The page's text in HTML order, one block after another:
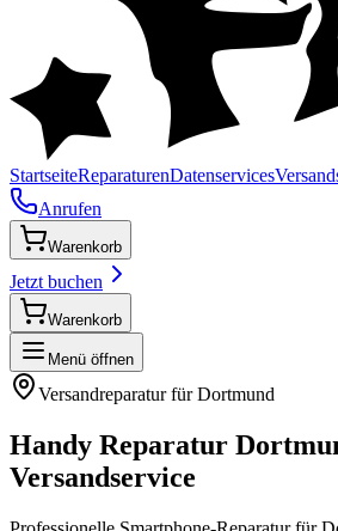
StartseiteReparaturenDatenservices
Anrufen
Warenkorb
Jetzt buchen
Warenkorb
Menü öffnen
Versandreparatur fürDortmund
Handy Reparatur
Versandservice